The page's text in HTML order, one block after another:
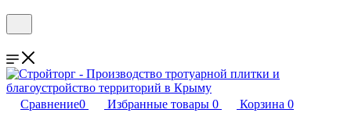
Сравнение0 Избранные товары 0 Корзина 0